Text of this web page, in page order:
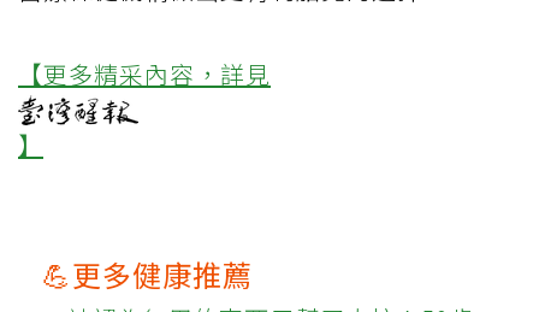
【更多精采內容，詳見
】
💪更多健康推薦